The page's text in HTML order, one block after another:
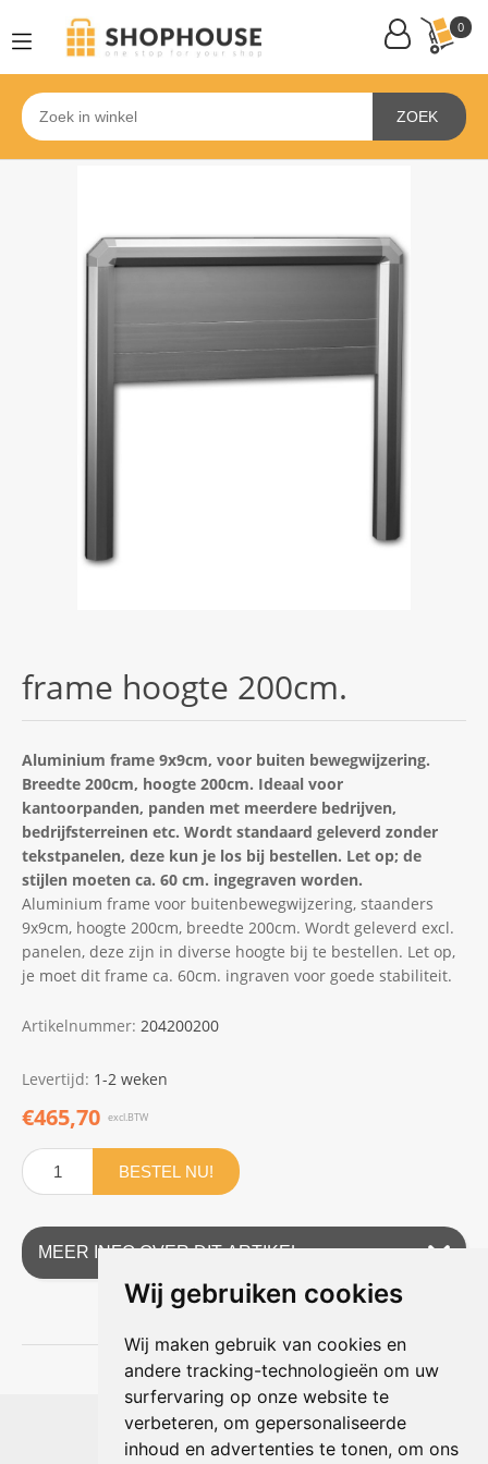
Wij gebruiken cookies
Wij maken gebruik van cookies en
andere tracking-technologieën om uw
surfervaring op onze website te
verbeteren, om gepersonaliseerde
inhoud en advertenties te tonen, om ons
0
ZOEK
frame hoogte 200cm.
Aluminium frame 9x9cm, voor buiten bewegwijzering.
Breedte 200cm, hoogte 200cm. Ideaal voor
kantoorpanden, panden met meerdere bedrijven,
bedrijfsterreinen etc. Wordt standaard geleverd zonder
tekstpanelen, deze kun je los bij bestellen. Let op; de
stijlen moeten ca. 60 cm. ingegraven worden.
Aluminium frame voor buitenbewegwijzering, staanders
9x9cm, hoogte 200cm, breedte 200cm. Wordt geleverd excl.
panelen, deze zijn in diverse hoogte bij te bestellen. Let op,
je moet dit frame ca. 60cm. ingraven voor goede stabiliteit.
Artikelnummer: 204200200
Levertijd: 1-2 weken
€465,70 excl.BTW
BESTEL NU!
MEER INFO OVER DIT ARTIKEL
Shophouse online
Max Planckstraat 4